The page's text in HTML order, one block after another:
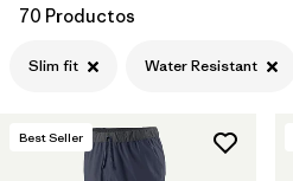
Filtrar por
70 Productos
Slim fit Water Resistant
Best Seller